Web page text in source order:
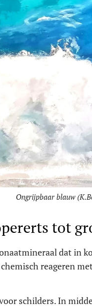
Ongrijpbaar blauw
tot
dat in
reageren
schilders. In